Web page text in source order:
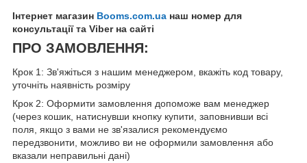
Інтернет магазин Booms.com.ua наш номер для
консультації та Viber на сайті
ПРО ЗАМОВЛЕННЯ:
Крок 1: Зв'яжіться з нашим менеджером, вкажіть код товару,
уточніть наявність розміру
Крок 2: Оформити замовлення допоможе вам менеджер
(через кошик, натиснувши кнопку купити, заповнивши всі
поля, якщо з вами не зв'язалися рекомендуємо
передзвонити, можливо ви не оформили замовлення або
вказали неправильні дані)